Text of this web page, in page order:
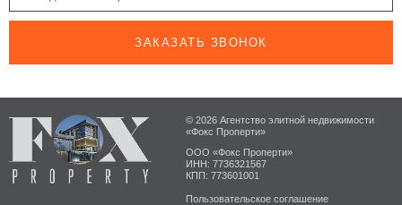
ЗАКАЗАТЬ ЗВОНОК
© 2026 Агентство элитной недвижимости
«Фокс Проперти»
ООО «Фокс Проперти»
ИНН: 7736321567
КПП: 773601001
Пользовательское соглашение